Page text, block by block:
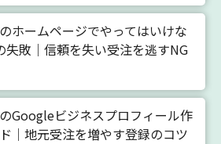
ホームページでやってはいけな
失敗｜信頼を失い受注を逃すNG
Googleビジネスプロフィール作
｜地元受注を増やす登録のコツ